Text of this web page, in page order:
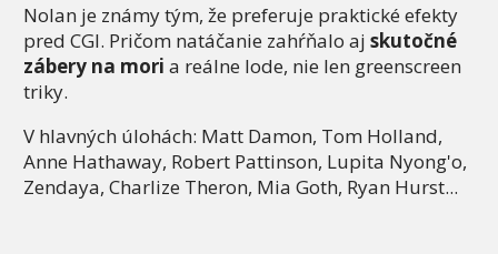
Nolan je známy tým, že preferuje praktické efekty
pred CGI. Pričom natáčanie zahŕňalo aj skutočné
zábery na mori a reálne lode, nie len greenscreen
triky.
V hlavných úlohách: Matt Damon, Tom Holland,
Anne Hathaway, Robert Pattinson, Lupita Nyong'o,
Zendaya, Charlize Theron, Mia Goth, Ryan Hurst...